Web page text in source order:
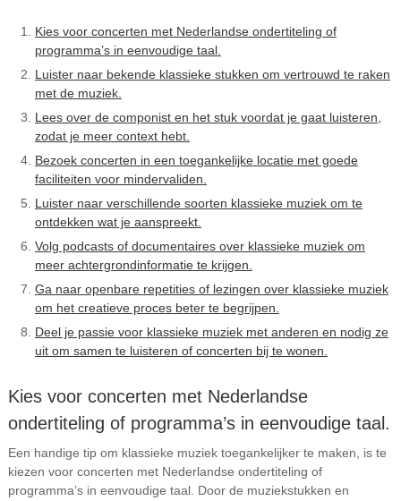
Kies voor concerten met Nederlandse ondertiteling of
programma’s in eenvoudige taal.
Luister naar bekende klassieke stukken om vertrouwd te raken
met de muziek.
Lees over de componist en het stuk voordat je gaat luisteren,
zodat je meer context hebt.
Bezoek concerten in een toegankelijke locatie met goede
faciliteiten voor mindervaliden.
Luister naar verschillende soorten klassieke muziek om te
ontdekken wat je aanspreekt.
Volg podcasts of documentaires over klassieke muziek om
meer achtergrondinformatie te krijgen.
Ga naar openbare repetities of lezingen over klassieke muziek
om het creatieve proces beter te begrijpen.
Deel je passie voor klassieke muziek met anderen en nodig ze
uit om samen te luisteren of concerten bij te wonen.
Kies voor concerten met Nederlandse
ondertiteling of programma’s in eenvoudige taal.
Een handige tip om klassieke muziek toegankelijker te maken, is te
kiezen voor concerten met Nederlandse ondertiteling of
programma’s in eenvoudige taal. Door de muziekstukken en